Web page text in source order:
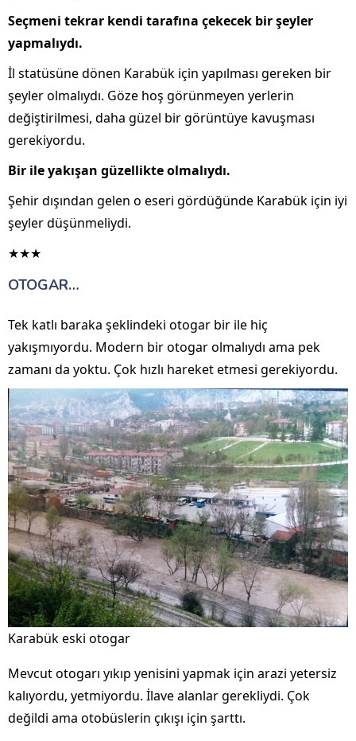
Seçmeni tekrar kendi tarafına çekecek bir şeyler
yapmalıydı.
İl statüsüne dönen Karabük için yapılması gereken bir
şeyler olmalıydı. Göze hoş görünmeyen yerlerin
değiştirilmesi, daha güzel bir görüntüye kavuşması
gerekiyordu.
Bir ile yakışan güzellikte olmalıydı.
Şehir dışından gelen o eseri gördüğünde Karabük için iyi
şeyler düşünmeliydi.
★★★
OTOGAR…
Tek katlı baraka şeklindeki otogar bir ile hiç
yakışmıyordu. Modern bir otogar olmalıydı ama pek
zamanı da yoktu. Çok hızlı hareket etmesi gerekiyordu.
Karabük eski otogar
Mevcut otogarı yıkıp yenisini yapmak için arazi yetersiz
kalıyordu, yetmiyordu. İlave alanlar gerekliydi. Çok
değildi ama otobüslerin çıkışı için şarttı.